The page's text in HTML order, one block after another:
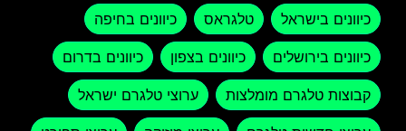
כיוונים בישראל טלגראס כיוונים בחיפה
כיוונים בירושלים כיוונים בצפון כיוונים בדרום
קבוצות טלגרם מומלצות ערוצי טלגרם ישראל